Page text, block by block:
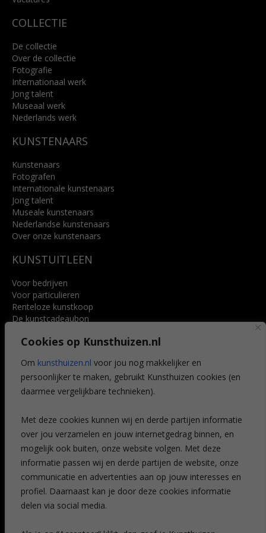
Cookies op Kunsthuizen.nl
Om kunsthuizen.nl voor jou nog makkelijker en
persoonlijker te maken, gebruikt Kunsthuizen cookies (en
daarmee vergelijkbare technieken).
Met deze cookies kunnen wij en derde partijen informatie
over jou verzamelen en jouw internetgedrag binnen, en
mogelijk ook buiten, onze website volgen. Met deze
informatie passen wij en derde partijen de website, onze
communicatie en advertenties aan op jouw interesses en
profiel. Daarnaast kan je door deze cookies informatie
delen via social media.
COLLECTIE
De collectie
Over de collectie
Fotografie
Internationaal werk
Jong talent
Museaal werk
Nederlands werk
KUNSTENAARS
Kunstenaars
Fotografen
Internationale kunstenaars
Jong talent
Museale kunstenaars
Nederlandse kunstenaars
Over onze kunstenaars
KUNSTUITLEEN
Voor bedrijven
Voor particulieren
Renteloze kunstkoop
De kunstcadeaubon
Voordelen
Veelgestelde vragen
CONTACT
Leiden
Amsterdam
Breda
Favorieten
Mijn art alert
NIEUWSBRIEF